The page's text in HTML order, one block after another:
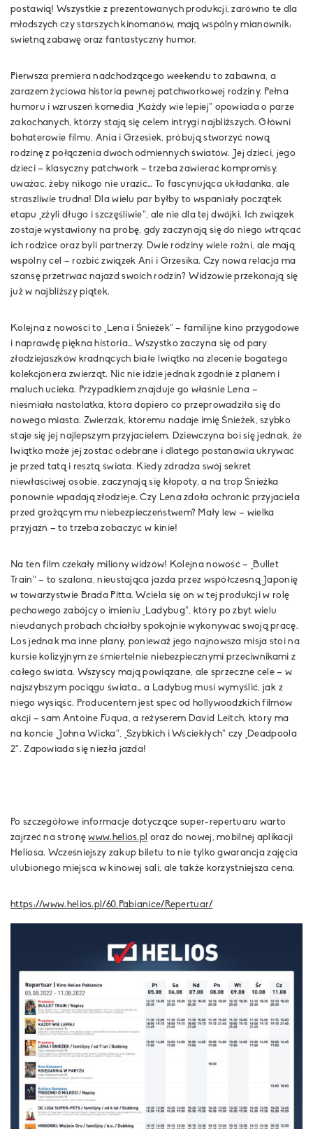
postawią! Wszystkie z prezentowanych produkcji, zarówno te dla
młodszych czy starszych kinomanów, mają wspólny mianownik:
świetną zabawę oraz fantastyczny humor.
Pierwsza premiera nadchodzącego weekendu to zabawna, a
zarazem życiowa historia pewnej patchworkowej rodziny. Pełna
humoru i wzruszeń komedia „Każdy wie lepiej” opowiada o parze
zakochanych, którzy stają się celem intrygi najbliższych. Główni
bohaterowie filmu, Ania i Grzesiek, próbują stworzyć nową
rodzinę z połączenia dwóch odmiennych światów. Jej dzieci, jego
dzieci – klasyczny patchwork – trzeba zawierać kompromisy,
uważać, żeby nikogo nie urazić… To fascynująca układanka, ale
straszliwie trudna! Dla wielu par byłby to wspaniały początek
etapu „zżyli długo i szczęśliwie”, ale nie dla tej dwójki. Ich związek
zostaje wystawiony na próbę, gdy zaczynają się do niego wtrącać
ich rodzice oraz byli partnerzy. Dwie rodziny wiele rożni, ale mają
wspólny cel – rozbić związek Ani i Grzesika. Czy nowa relacja ma
szansę przetrwać najazd swoich rodzin? Widzowie przekonają się
już w najbliższy piątek.
Kolejna z nowości to „Lena i Śnieżek” – familijne kino przygodowe
i naprawdę piękna historia… Wszystko zaczyna się od pary
złodziejaszków kradnących białe lwiątko na zlecenie bogatego
kolekcjonera zwierząt. Nic nie idzie jednak zgodnie z planem i
maluch ucieka. Przypadkiem znajduje go właśnie Lena –
nieśmiała nastolatka, która dopiero co przeprowadziła się do
nowego miasta. Zwierzak, któremu nadaje imię Śnieżek, szybko
staje się jej najlepszym przyjacielem. Dziewczyna boi się jednak, że
lwiątko może jej zostać odebrane i dlatego postanawia ukrywać
je przed tatą i resztą świata. Kiedy zdradza swój sekret
niewłaściwej osobie, zaczynają się kłopoty, a na trop Śnieżka
ponownie wpadają złodzieje. Czy Lena zdoła ochronić przyjaciela
przed grożącym mu niebezpieczeństwem? Mały lew – wielka
przyjaźń – to trzeba zobaczyć w kinie!
Na ten film czekały miliony widzów! Kolejna nowość –
„Bullet
Train” – to szalona, nieustająca jazda przez współczesną Japonię
w towarzystwie Brada Pitta. Wciela się on w tej produkcji w rolę
pechowego zabójcy o imieniu „Ladybug”, który po zbyt wielu
nieudanych próbach chciałby spokojnie wykonywać swoją pracę.
Los jednak ma inne plany, ponieważ jego najnowsza misja stoi na
kursie kolizyjnym ze śmiertelnie niebezpiecznymi przeciwnikami z
całego świata. Wszyscy mają powiązane, ale sprzeczne cele – w
najszybszym pociągu świata… a Ladybug musi wymyślić, jak z
niego wysiąść. Producentem jest spec od hollywoodzkich filmów
akcji – sam Antoine Fuqua, a reżyserem David Leitch, który ma
na koncie „Johna Wicka”, „Szybkich i Wściekłych” czy „Deadpoola
2”. Zapowiada się niezła jazda!
Po szczegółowe informacje dotyczące super-repertuaru warto
zajrzeć na stronęwww.helios.pl oraz do nowej, mobilnej aplikacji
Heliosa. Wcześniejszy zakup biletu to nie tylko gwarancja zajęcia
ulubionego miejsca w kinowej sali, ale także korzystniejsza cena.
https://www.helios.pl/60, Pabianice/Repertuar/